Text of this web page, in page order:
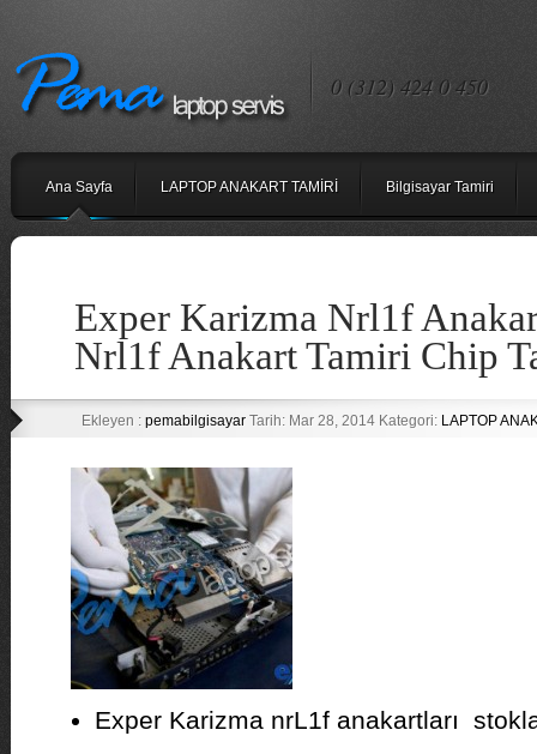
0 (312) 424 0 450
Ana Sayfa LAPTOP ANAKART TAMİRİ Bilgisayar Tamiri
Exper Karizma Nrl1f
Nrl1f Anakart Tamiri Chip
Ekleyen : pemabilgisayarTarih: Mar 28, 2014 Kategori: LAPTOP
Exper Karizma nrL1f anakartları